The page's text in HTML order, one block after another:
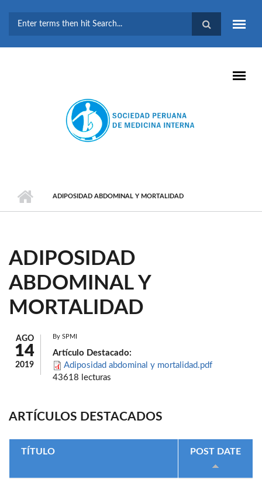
BÚSQUEDA
ADIPOSIDAD ABDOMINAL Y MORTALIDAD
ADIPOSIDAD
ABDOMINAL Y
MORTALIDAD
AGO
14
2019
By SPMI
Artículo Destacado:
Adiposidad abdominal y mortalidad.pdf
43618 lecturas
ARTÍCULOS DESTACADOS
TÍTULO POST DATE